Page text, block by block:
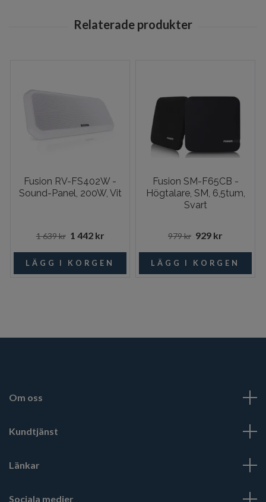
Fusion RV-FS402W -
Sound-Panel, 200W, Vit
1 639 kr 1 442 kr
Fusion SM-F65CB -
Högtalare, SM, 6,5tum,
Svart
979 kr 929 kr
Om oss
Kundtjänst
Länkar
Sociala medier